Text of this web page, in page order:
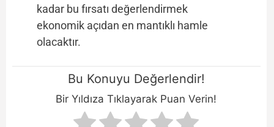
kadar bu fırsatı değerlendirmek
ekonomik açıdan en mantıklı hamle
olacaktır.
Bu Konuyu Değerlendir!
Bir Yıldıza Tıklayarak Puan Verin!